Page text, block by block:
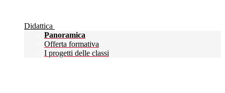
Didattica
Panoramica
Offerta formativa
I progetti delle classi